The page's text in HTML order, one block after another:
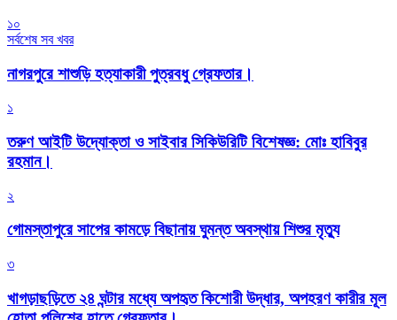
১০
সর্বশেষ সব খবর
নাগরপুরে শাশুড়ি হত্যাকারী পুত্রবধু গ্রেফতার।
১
তরুণ আইটি উদ্যোক্তা ও সাইবার সিকিউরিটি বিশেষজ্ঞ: মোঃ হাবিবুর
রহমান।
২
গোমস্তাপুরে সাপের কামড়ে বিছানায় ঘুমন্ত অবস্থায় শিশুর মৃত্যু
৩
খাগড়াছড়িতে ২৪ ঘন্টার মধ্যে অপহৃত কিশোরী উদ্ধার, অপহরণ কারীর মূল